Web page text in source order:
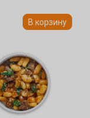
В корзину